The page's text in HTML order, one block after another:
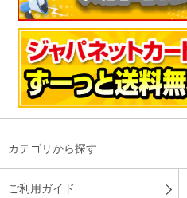
カテゴリから探す
ご利用ガイド